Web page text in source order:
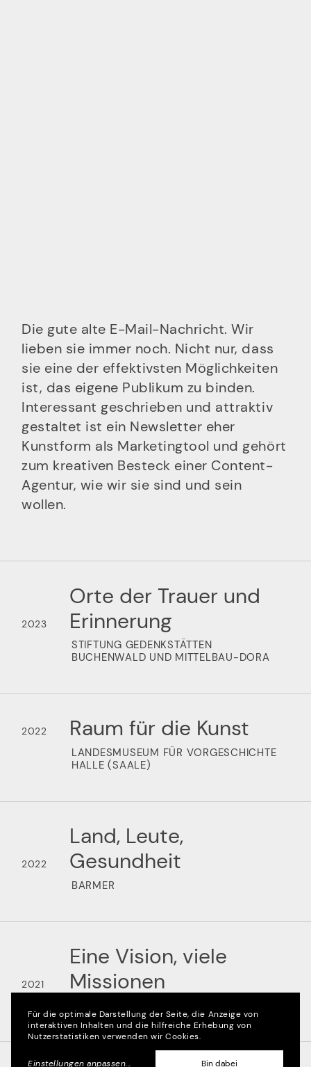
Die gute alte E-Mail-Nachricht. Wir
lieben sie immer noch. Nicht nur, dass
sie eine der effektivsten Möglichkeiten
ist, das eigene Publikum zu binden.
Interessant geschrieben und attraktiv
gestaltet ist ein Newsletter eher
Kunstform als Marketingtool und gehört
zum kreativen Besteck einer Content-
Agentur, wie wir sie sind und sein
wollen.
2023
Orte der Trauer und
Erinnerung
STIFTUNG GEDENKSTÄTTEN
BUCHENWALD UND MITTELBAU-DORA
2022 Raum für die Kunst
LANDESMUSEUM FÜR VORGESCHICHTE
HALLE (SAALE)
2022
Land, Leute,
Gesundheit
BARMER
2021
Eine Vision, viele
Missionen
Für die optimale Darstellung der Seite, die Anzeige von
interaktiven Inhalten und die hilfreiche Erhebung von
Nutzerstatistiken verwenden wir Cookies.
Einstellungen anpassen... Bin dabei